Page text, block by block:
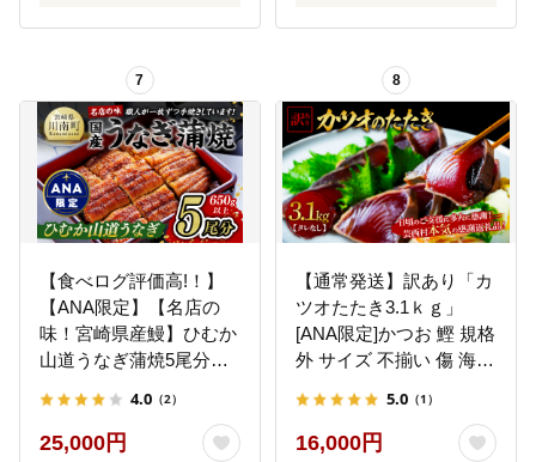
7
【食べログ評価高!！】
【ANA限定】【名店の
味！宮崎県産鰻】ひむか
山道うなぎ蒲焼5尾分
ぎ ウナギ 鰻】 [B08412]
4.0 （2）
25,000円
8
【通常発送】訳あり「カ
ツオたたき3.1ｋｇ」
[ANA限定]かつお 鰹 規格
外 サイズ 不揃い 傷 海鮮
グ 本場 高知 かつおのた
たき
5.0 （1）
16,000円